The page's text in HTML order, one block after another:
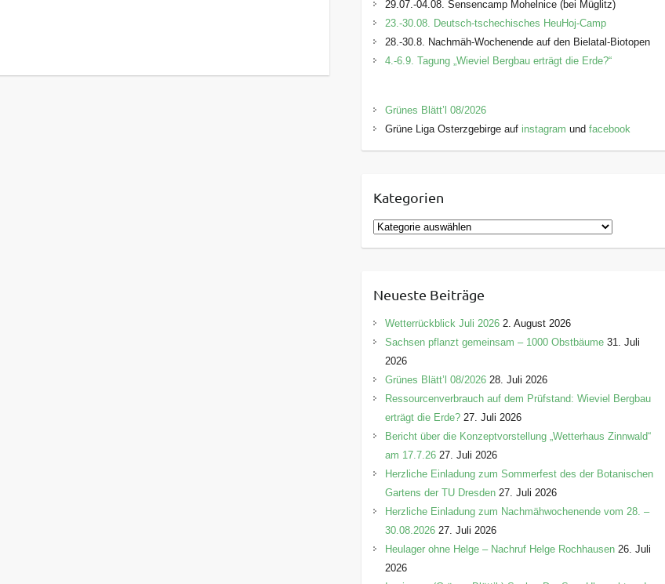
29.07.-04.08. Sensencamp Mohelnice (bei Müglitz)
23.-30.08. Deutsch-tschechisches HeuHoj-Camp
28.-30.8. Nachmäh-Wochenende auf den Bielatal-Biotopen
4.-6.9. Tagung „Wieviel Bergbau erträgt die Erde?“
Grünes Blätt’l 08/2026
Grüne Liga Osterzgebirge auf instagram und facebook
Kategorien
K
a
g
o
r
e
n
Neueste Beiträge
Wetterrückblick Juli 2026 2. August 2026
Sachsen pflanzt gemeinsam – 1000 Obstbäume 31. Juli
2026
Grünes Blätt’l 08/2026 28. Juli 2026
Ressourcenverbrauch auf dem Prüfstand: Wieviel Bergbau
erträgt die Erde? 27. Juli 2026
Bericht über die Konzeptvorstellung „Wetterhaus Zinnwald“
am 17.7.26 27. Juli 2026
Herzliche Einladung zum Sommerfest des der Botanischen
Gartens der TU Dresden 27. Juli 2026
Herzliche Einladung zum Nachmähwochenende vom 28. –
30.08.2026 27. Juli 2026
Heulager ohne Helge – Nachruf Helge Rochhausen 26. Juli
2026